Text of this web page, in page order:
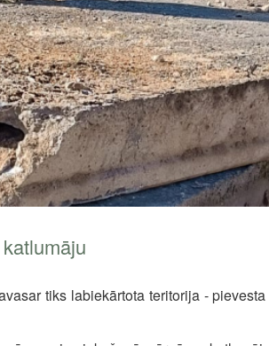
tiks labiekārtota teritorija -